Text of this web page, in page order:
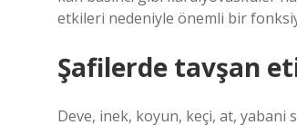
etkileri nedeniyle önemli bir
Şafilerde tavşan
Deve, inek, koyun, keçi, at, yabani